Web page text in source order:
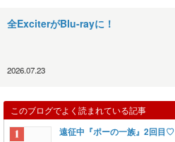
全ExciterがBlu-rayに！
2026.07.23
このブログでよく読まれている記事
遠征中『ポーの一族』2回目♡